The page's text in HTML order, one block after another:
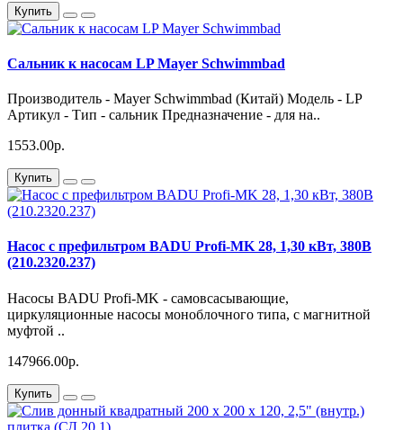
Купить
Сальник к насосам LP Mayer Schwimmbad
Производитель - Mayer Schwimmbad (Китай) Модель - LP
Артикул - Тип - сальник Предназначение - для на..
1553.00р.
Купить
Насос с префильтром BADU Profi-MK 28, 1,30 кВт, 380В
(210.2320.237)
Насосы BADU Profi-MK - самовсасывающие,
циркуляционные насосы моноблочного типа, с магнитной
муфтой ..
147966.00р.
Купить